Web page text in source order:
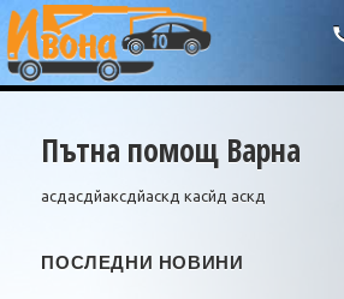
Към
съдържанието
Пътна помощ Варна
асдасдйаксдйаскд касйд аскд
ПОСЛЕДНИ НОВИНИ